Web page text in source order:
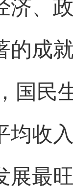
的成
国民
均收
展最